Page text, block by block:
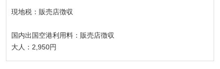
現地税：販売店徴収
国内出国空港利用料：販売店徴収
大人：2,950円